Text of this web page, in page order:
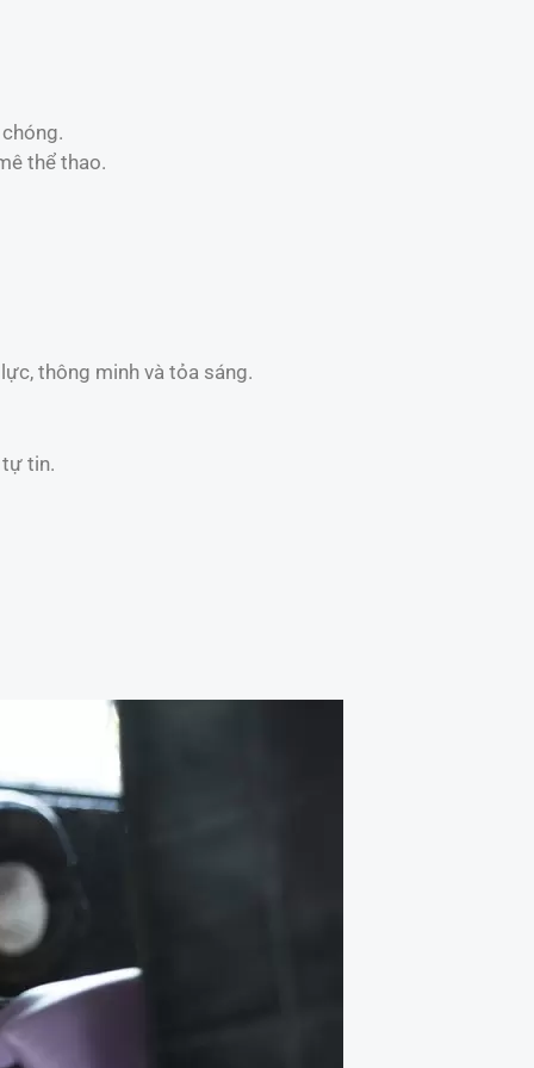
thể thao.
thông minh và tỏa sáng.
tin.